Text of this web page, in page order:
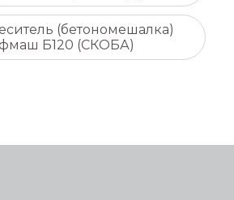
(бетономешалка)
Б120 (СКОБА)